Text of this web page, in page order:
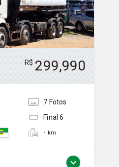
R$ 299,990
7 Fotos
Final6
- km